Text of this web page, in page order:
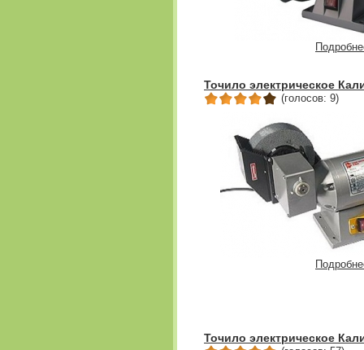
Точило электрическое
(голосов: 9)
Точило электрическое